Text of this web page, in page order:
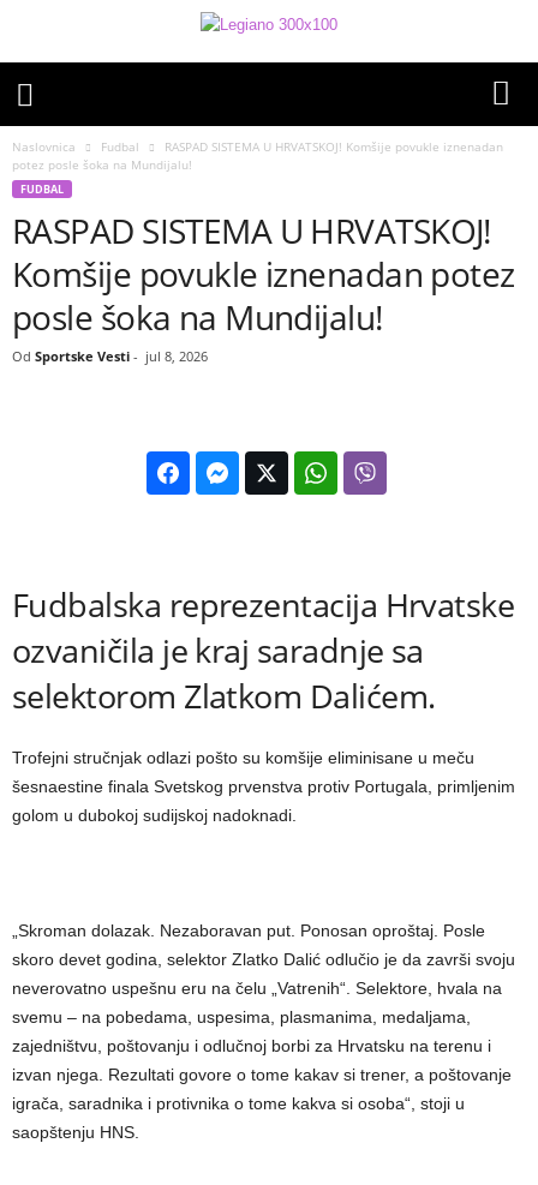
Naslovnica Fudbal
RASPAD SISTEMA U HRVATSKOJ! Komšije povukle iznenadan
potez posle šoka na Mundijalu!
FUDBAL
RASPAD SISTEMA U HRVATSKOJ!
Komšije povukle iznenadan potez
posle šoka na Mundijalu!
Od Sportske Vesti - jul 8, 2026
Fudbalska reprezentacija Hrvatske
ozvaničila je kraj saradnje sa
selektorom Zlatkom Dalićem.
Trofejni stručnjak odlazi pošto su komšije eliminisane u meču
šesnaestine finala Svetskog prvenstva protiv Portugala, primljenim
golom u dubokoj sudijskoj nadoknadi.
„Skroman dolazak. Nezaboravan put. Ponosan oproštaj. Posle
skoro devet godina, selektor Zlatko Dalić odlučio je da završi svoju
neverovatno uspešnu eru na čelu „Vatrenih“. Selektore, hvala na
svemu – na pobedama, uspesima, plasmanima, medaljama,
zajedništvu, poštovanju i odlučnoj borbi za Hrvatsku na terenu i
izvan njega. Rezultati govore o tome kakav si trener, a poštovanje
igrača, saradnika i protivnika o tome kakva si osoba“, stoji u
saopštenju HNS.